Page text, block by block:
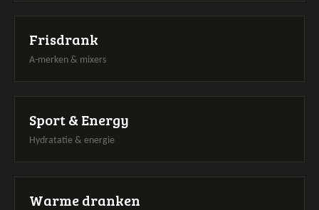
Frisdrank
A-merken & mixers
Sport & Energy
Hydratatie & energie
Warme dranken